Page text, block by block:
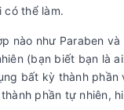
có thể làm.
nào như Paraben
(bạn biết bạn là
bất kỳ thành
phần tự nhiên,